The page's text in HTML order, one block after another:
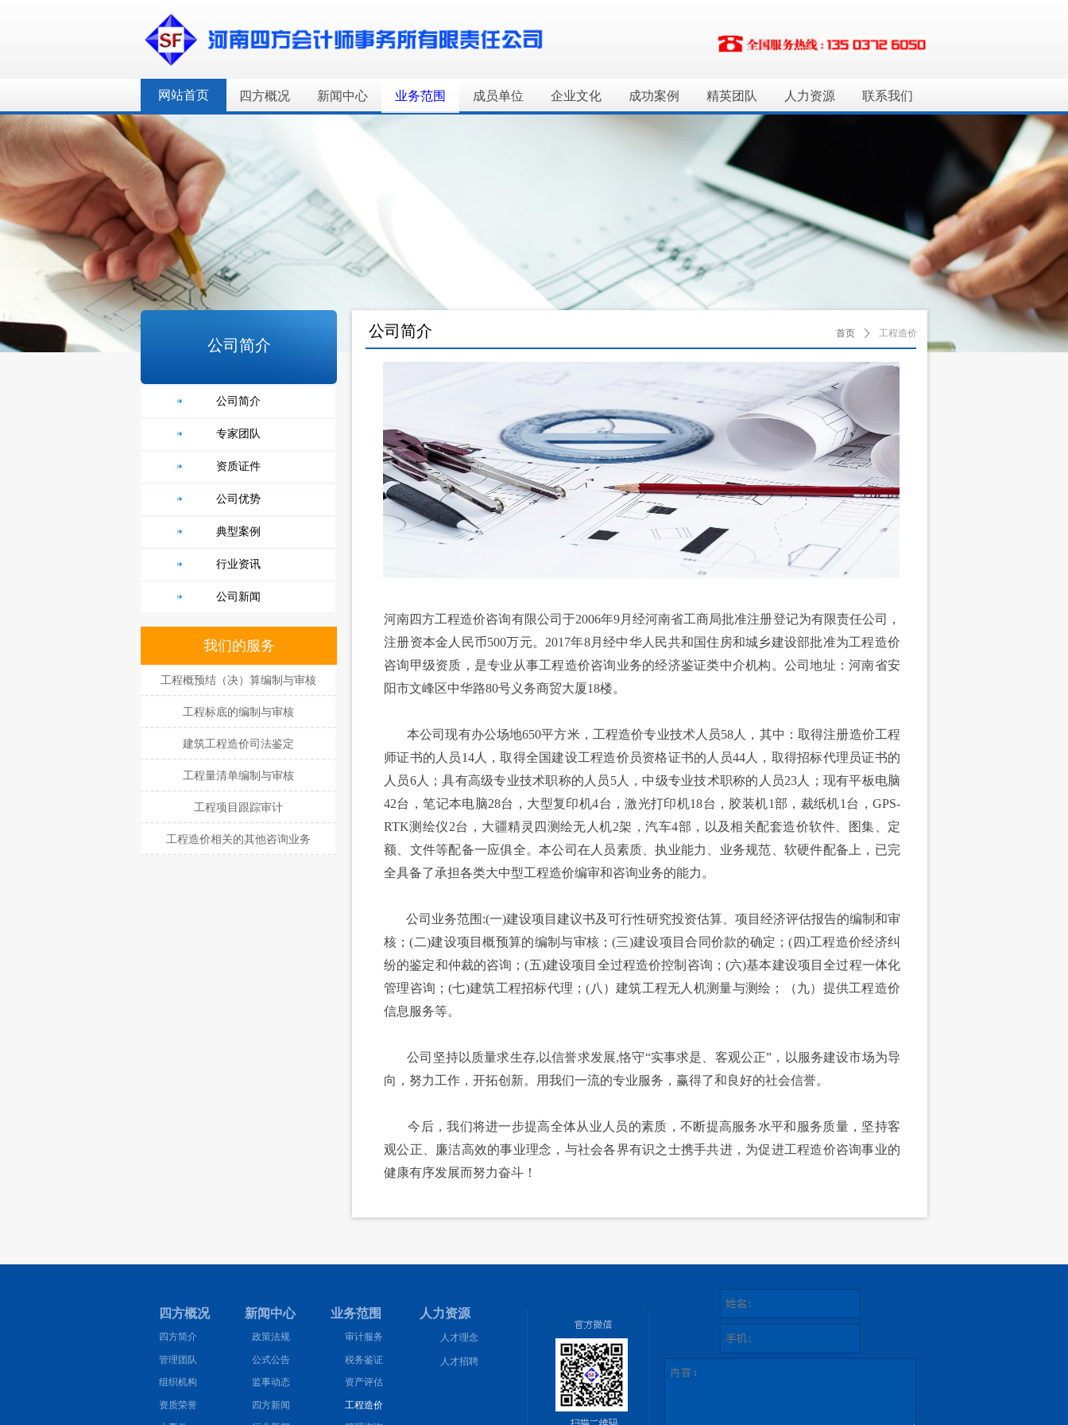
四方概况 新闻中心 业务范围 成员单位 企业文化 成功案例 精英团队 人力资源 联系我们
网站首页
公司简介 首页 ꄲ 工程造价
河南四方工程造价咨询有限公司于2006年9月经河南省工商局批准注册登记为有限责任公司，
注册资本金人民币500万元。2017年8月经中华人民共和国住房和城乡建设部批准为工程造价
咨询甲级资质，是专业从事工程造价咨询业务的经济鉴证类中介机构。公司地址：河南省安
阳市文峰区中华路80号义务商贸大厦18楼。
本公司现有办公场地650平方米，工程造价专业技术人员58人，其中：取得注册造价工程
师证书的人员14人，取得全国建设工程造价员资格证书的人员44人，取得招标代理员证书的
人员6人；具有高级专业技术职称的人员5人，中级专业技术职称的人员23人；现有平板电脑
42台，笔记本电脑28台，大型复印机4台，激光打印机18台，胶装机1部，裁纸机1台，GPS-
RTK测绘仪2台，大疆精灵四测绘无人机2架，汽车4部，以及相关配套造价软件、图集、定
额、文件等配备一应俱全。本公司在人员素质、执业能力、业务规范、软硬件配备上，已完
全具备了承担各类大中型工程造价编审和咨询业务的能力。
公司业务范围:(一)建设项目建议书及可行性研究投资估算、项目经济评估报告的编制和审
核；(二)建设项目概预算的编制与审核；(三)建设项目合同价款的确定；(四)工程造价经济纠
纷的鉴定和仲裁的咨询；(五)建设项目全过程造价控制咨询；(六)基本建设项目全过程一体化
管理咨询；(七)建筑工程招标代理；(八）建筑工程无人机测量与测绘；（九）提供工程造价
信息服务等。
公司坚持以质量求生存,以信誉求发展,恪守“实事求是、客观公正”，以服务建设市场为导
向，努力工作，开拓创新。用我们一流的专业服务，赢得了和良好的社会信誉。
今后，我们将进一步提高全体从业人员的素质，不断提高服务水平和服务质量，坚持客
观公正、廉洁高效的事业理念，与社会各界有识之士携手共进，为促进工程造价咨询事业的
健康有序发展而努力奋斗！
公司简介
公司简介
专家团队
资质证件
公司优势
典型案例
行业资讯
公司新闻
我们的服务
工程概预结（决）算编制与审核
工程标底的编制与审核
建筑工程造价司法鉴定
工程量清单编制与审核
工程项目跟踪审计
工程造价相关的其他咨询业务
四方简介
管理团队
组织机构
资质荣誉
四方概况 新闻中心 业务范围 人力资源
政策法规
公式公告
监事动态
四方新闻
审计服务
税务鉴证
资产评估
工程造价
人才理念
人才招聘